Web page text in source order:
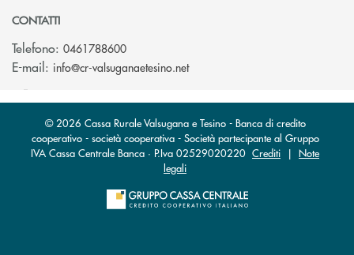
CONTATTI
Telefono: 0461788600
E-mail: info@cr-valsuganaetesino.net(si apre l’app di posta
© 2026 Cassa Rurale Valsugana e Tesino - Banca di credito
cooperativo - società cooperativa - Società partecipante al Gruppo
IVA Cassa Centrale Banca · P.Iva 02529020220 Crediti | Note
legali